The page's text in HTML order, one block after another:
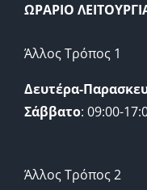
ΩΡΑΡΙΟ
Άλλος Τρόπος 1
Δευτέρα-
Σάββατο: 09:00-
Άλλος Τρόπος 2